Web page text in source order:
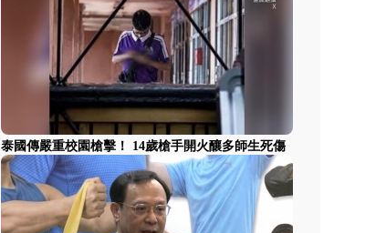
泰國傳嚴重校園槍擊！ 14歲槍手開火釀多師生死傷